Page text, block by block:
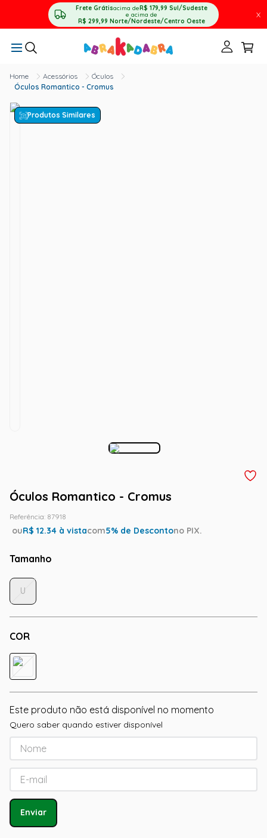
Frete Grátisacima deR$ 179,99 Sul/Sudeste
e acima de
R$ 299,99 Norte/Nordeste/Centro Oeste
X
Acessórios
Óculos
Óculos Romantico - Cromus
Produtos Similares
Óculos Romantico - Cromus
Referência: 87918
ouR$ 12.34 à vistacom5% de Descontono PIX.
Tamanho
COR
U
Este produto não está disponível no momento
Quero saber quando estiver disponível
Enviar